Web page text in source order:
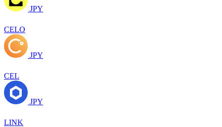
JPY
CELO
JPY
CEL
JPY
LINK